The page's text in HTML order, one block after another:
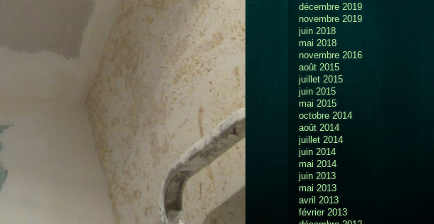
décembre 2019
novembre 2019
juin 2018
mai 2018
novembre 2016
août 2015
juillet 2015
juin 2015
mai 2015
octobre 2014
août 2014
juillet 2014
juin 2014
mai 2014
juin 2013
mai 2013
avril 2013
février 2013